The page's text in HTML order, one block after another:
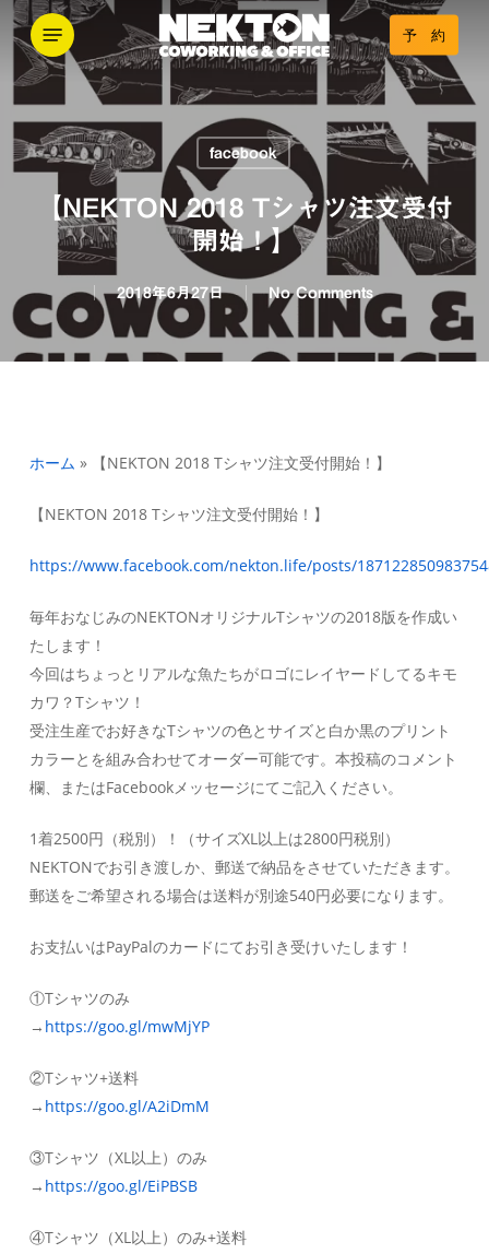
Skip
main
予 約
Menu
facebook
【NEKTON 2018 Tシャツ注文受付
開始！】
2018年6月27日 No Comments
ホーム » 【NEKTON 2018 Tシャツ注文受付開始！】
【NEKTON 2018 Tシャツ注文受付開始！】
https://www.facebook.com/nekton.life/posts/
毎年おなじみのNEKTONオリジナルTシャツの2018版を作成い
たします！
今回はちょっとリアルな魚たちがロゴにレイヤードしてるキモ
カワ？Tシャツ！
受注生産でお好きなTシャツの色とサイズと白か黒のプリント
カラーとを組み合わせてオーダー可能です。本投稿のコメント
欄、またはFacebookメッセージにてご記入ください。
1着2500円（税別）！（サイズXL以上は2800円税別）
NEKTONでお引き渡しか、郵送で納品をさせていただきます。
郵送をご希望される場合は送料が別途540円必要になります。
お支払いはPayPalのカードにてお引き受けいたします！
①Tシャツのみ
→ https://goo.gl/mwMjYP
②Tシャツ+送料
→ https://goo.gl/A2iDmM
③Tシャツ（XL以上）のみ
→ https://goo.gl/EiPBSB
④Tシャツ（XL以上）のみ+送料